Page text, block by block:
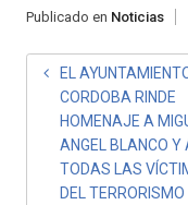
Publicado en Noticias
NAVEGACIÓN
ENTRADAS
EL
CORDOBA RINDE
HOMENAJE A
ANGEL BLANCO Y
TODAS LAS
DEL TERRORISMO